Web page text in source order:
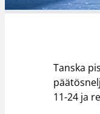
Tanska
11-24 ja